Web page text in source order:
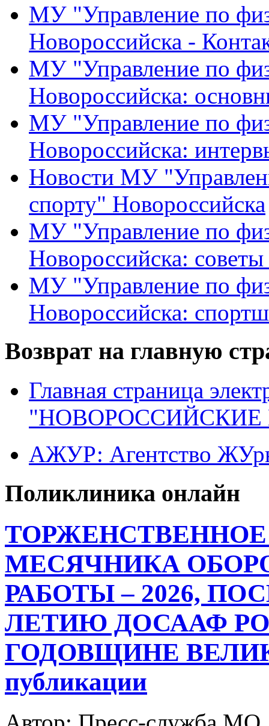
МУ "Управление по
Новороссийска -
МУ "Управление по
Новороссийска:
МУ "Управление по
Новороссийска:
Новости МУ
спорту" Новороссийска
МУ "Управление по
Новороссийска:
МУ "Управление по
Новороссийска:
Возврат на главную
Главная страница
"НОВОРОССИЙСКИЕ
АЖУР: Агентство
Поликлиника онлайн
МЕСЯЧНИКА
РАБОТЫ – 2026,
ЛЕТИЮ ДОСААФ
ГОДОВЩИНЕ
публикации